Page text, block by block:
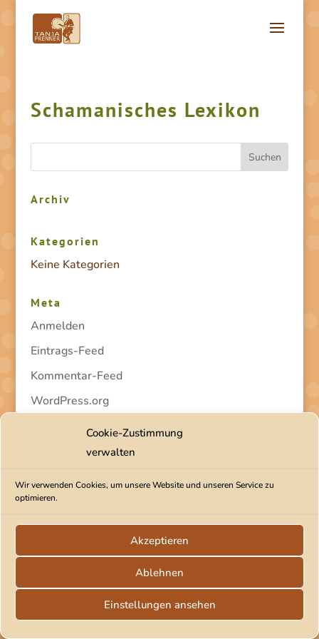
Cookie-Zustimmung
verwalten
Wir verwenden Cookies, um unsere Website und unseren Service zu
optimieren.
Akzeptieren
Ablehnen
Einstellungen ansehen
Schamanisches Lexikon
Archiv
Kategorien
Keine Kategorien
Meta
Anmelden
Eintrags-Feed
Kommentar-Feed
WordPress.org
2026 Tanja Prenner | tanjaprenner(at)gmx.de |
Cookie-Richtlinie (EU)